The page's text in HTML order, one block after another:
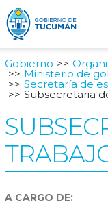
Gobierno
Ministerio de
Secretaría de
Subsecretaria
A CARGO DE: